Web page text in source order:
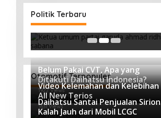
Politik Terbaru
Ini Dia Hubungan Partai Garuda
dengan Gerindra
Otomotif Terpopuler
Belum Pakai CVT, Apa yang
Ditakuti Daihatsu Indonesia?
1922 Views
Video Kelemahan dan Kelebihan
All New Terios
1631 Views
Daihatsu Santai Penjualan Sirion
Kalah Jauh dari Mobil LCGC